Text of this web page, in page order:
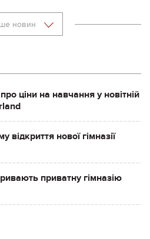
новин
ціни на навчання у новітній
нової гімназії
приватну гімназію